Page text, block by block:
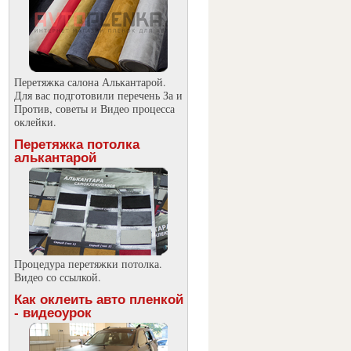
Перетяжка салона Алькантарой.
Для вас подготовили перечень За и
Против, советы и Видео процесса
оклейки.
Перетяжка потолка
алькантарой
Процедура перетяжки потолка.
Видео со ссылкой.
Как оклеить авто пленкой
- видеоурок